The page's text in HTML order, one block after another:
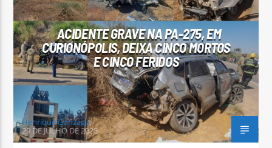
Arara Azul FM
ACIDENTE GRAVE NA PA-275, EM
CURIONÓPOLIS, DEIXA CINCO MORTOS
E CINCO FERIDOS
Henrique Gonzaga
29 DE JULHO DE 2025